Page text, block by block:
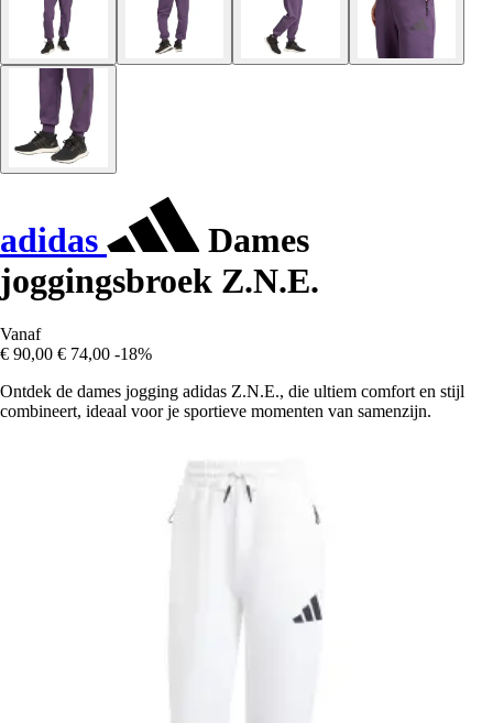
adidas
Dames
joggingsbroek Z.N.E.
Vanaf
€ 90,00 € 74,00 -18%
Ontdek de dames jogging adidas Z.N.E., die ultiem comfort en stijl
combineert, ideaal voor je sportieve momenten van samenzijn.